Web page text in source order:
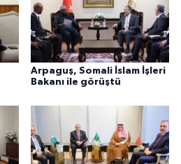
Arpaguş, Somali İslam İşleri
Bakanı ile görüştü